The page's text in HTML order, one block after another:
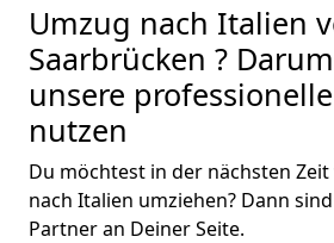
Umzug nach Italien
Saarbrücken ?
unsere
nutzen
Du möchtest in der nächsten Zeit
nach Italien umziehen? Dann
Partner an Deiner Seite.